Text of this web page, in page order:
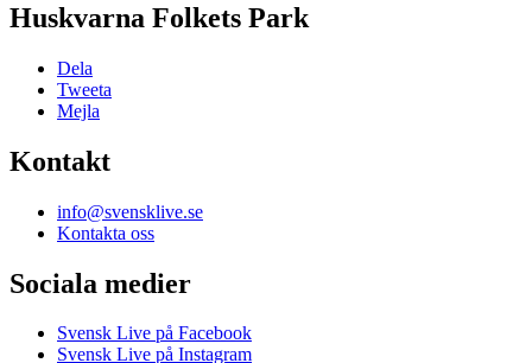
Huskvarna Folkets Park
Dela
Tweeta
Mejla
Kontakt
info@svensklive.se
Kontakta oss
Sociala medier
Svensk Live på Facebook
Svensk Live på Instagram